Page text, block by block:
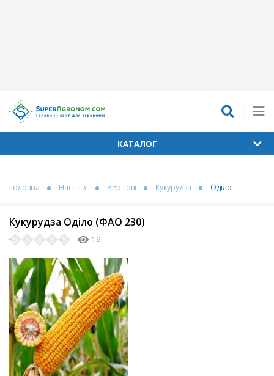
КАТАЛОГ
Головна Насіння Зернові Кукурудза Оділо
Кукурудза Оділо (ФАО 230)
19